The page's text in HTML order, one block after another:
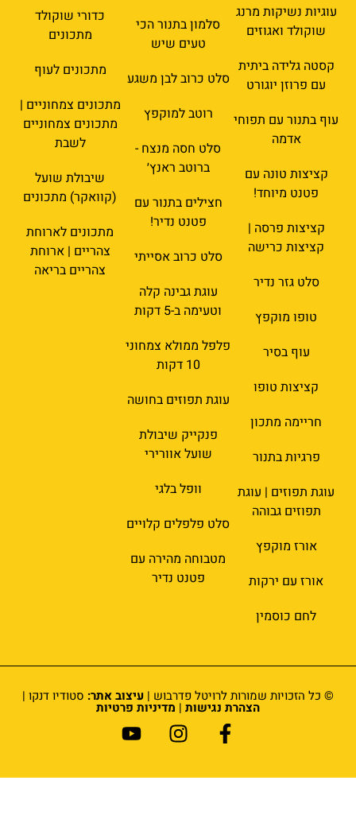
עוגיות נשיקות מרנג
שוקולד ואגוזים
קסטה גלידה ביתית
עם פרוזן יוגורט
עוף בתנור עם תפוחי
אדמה
קציצות טונה עם
פטנט מיוחד!
קציצות פרסה |
קציצות כרישה
סלט גזר נדיר
טופו מוקפץ
עוף בסיר
קציצות טופו
חריימה מתכון
פרגיות בתנור
עוגת תפוזים | עוגת
תפוזים גבוהה
אורז מוקפץ
אורז עם ירקות
לחם כוסמין
סלמון בתנור הכי
טעים שיש
סלט כרוב לבן משגע
רוטב למוקפץ
סלט חסה מנצח -
ברוטב ראנץ׳
חצילים בתנור עם
פטנט נדיר!
סלט כרוב אסייתי
עוגת גבינה קלה
וטעימה ב-5 דקות
פלפל ממולא צמחוני
10 דקות
עוגת תפוזים בחושה
פנקייק שיבולת
שועל אוורירי
וופל בלגי
סלט פלפלים קלויים
מטבוחה מהירה עם
פטנט נדיר
כדורי שוקולד
מתכונים
מתכונים לעוף
מתכונים צמחוניים |
מתכונים צמחוניים
לשבת
שיבולת שועל
(קוואקר) מתכונים
מתכונים לארוחת
צהריים | ארוחת
צהריים בריאה
© כל הזכויות שמורות לרויטל פדרבוש | עיצוב אתר: סטודיו דנקו |
הצהרת נגישות | מדיניות פרטיות